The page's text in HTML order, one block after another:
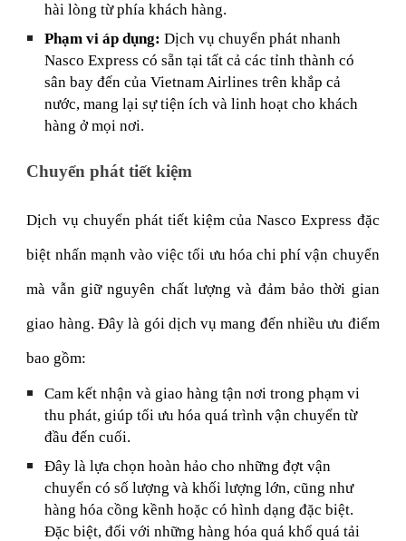
hài lòng từ phía khách hàng.
Phạm vi áp dụng: Dịch vụ chuyển phát nhanh
Nasco Express có sẵn tại tất cả các tỉnh thành có
sân bay đến của Vietnam Airlines trên khắp cả
nước, mang lại sự tiện ích và linh hoạt cho khách
hàng ở mọi nơi.
Chuyển phát tiết kiệm
Dịch vụ chuyển phát tiết kiệm của Nasco Express đặc
biệt nhấn mạnh vào việc tối ưu hóa chi phí vận chuyển
mà vẫn giữ nguyên chất lượng và đảm bảo thời gian
giao hàng. Đây là gói dịch vụ mang đến nhiều ưu điểm
bao gồm:
Cam kết nhận và giao hàng tận nơi trong phạm vi
thu phát, giúp tối ưu hóa quá trình vận chuyển từ
đầu đến cuối.
Đây là lựa chọn hoàn hảo cho những đợt vận
chuyển có số lượng và khối lượng lớn, cũng như
hàng hóa cồng kềnh hoặc có hình dạng đặc biệt.
Đặc biệt, đối với những hàng hóa quá khổ quá tải